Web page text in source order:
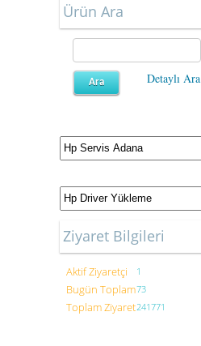
Ürün Ara
Detaylı Ara
Ziyaret Bilgileri
Aktif Ziyaretçi 1
Bugün Toplam73
Toplam Ziyaret241771